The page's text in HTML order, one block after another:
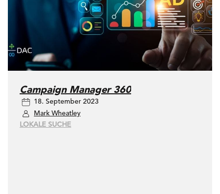
Campaign Manager 360
18. September 2023
Mark Wheatley
LOKALE SUCHE